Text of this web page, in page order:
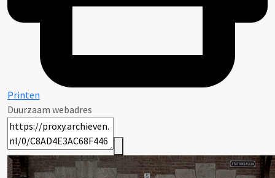
Printen
Duurzaam webadres